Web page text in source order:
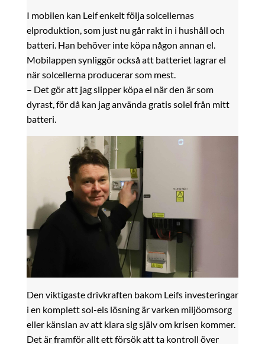
I mobilen kan Leif enkelt följa solcellernas
elproduktion, som just nu går rakt in i hushåll och
batteri. Han behöver inte köpa någon annan el.
Mobilappen synliggör också att batteriet lagrar el
när solcellerna producerar som mest.
– Det gör att jag slipper köpa el när den är som
dyrast, för då kan jag använda gratis solel från mitt
batteri.
Den viktigaste drivkraften bakom Leifs investeringar
i en komplett sol-els lösning är varken miljöomsorg
eller känslan av att klara sig själv om krisen kommer.
Det är framför allt ett försök att ta kontroll över